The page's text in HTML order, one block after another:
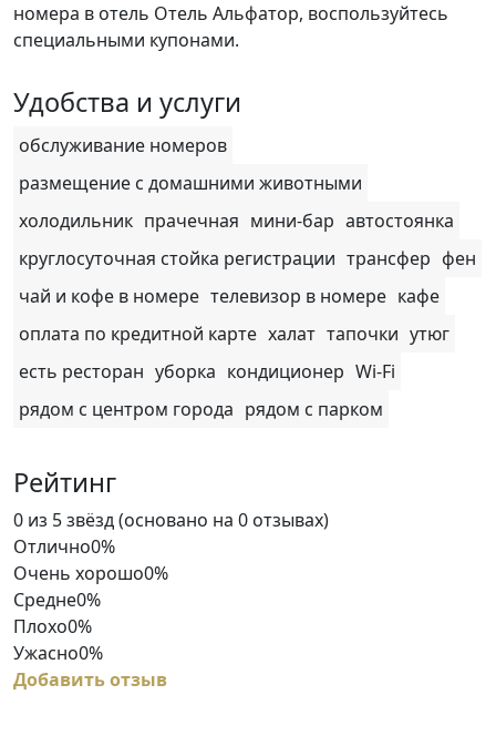
номера в отель Отель Альфатор, воспользуйтесь
специальными купонами.
Удобства и услуги
обслуживание номеров
размещение с домашними животными
холодильник прачечная мини-бар автостоянка
круглосуточная стойка регистрации трансфер фен
чай и кофе в номере телевизор в номере кафе
оплата по кредитной карте халат тапочки утюг
есть ресторан уборка кондиционер Wi-Fi
рядом с центром города рядом с парком
Рейтинг
Rated
0
out
of
5
0 из 5 звёзд (основано на 0 отзывах)
Отлично0%
Очень хорошо0%
Средне0%
Плохо0%
Ужасно0%
Добавить отзыв